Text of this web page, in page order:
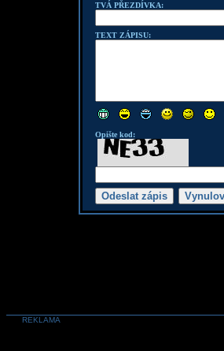
TVÁ PŘEZDÍVKA:
TEXT ZÁPISU:
Opište kod:
REKLAMA